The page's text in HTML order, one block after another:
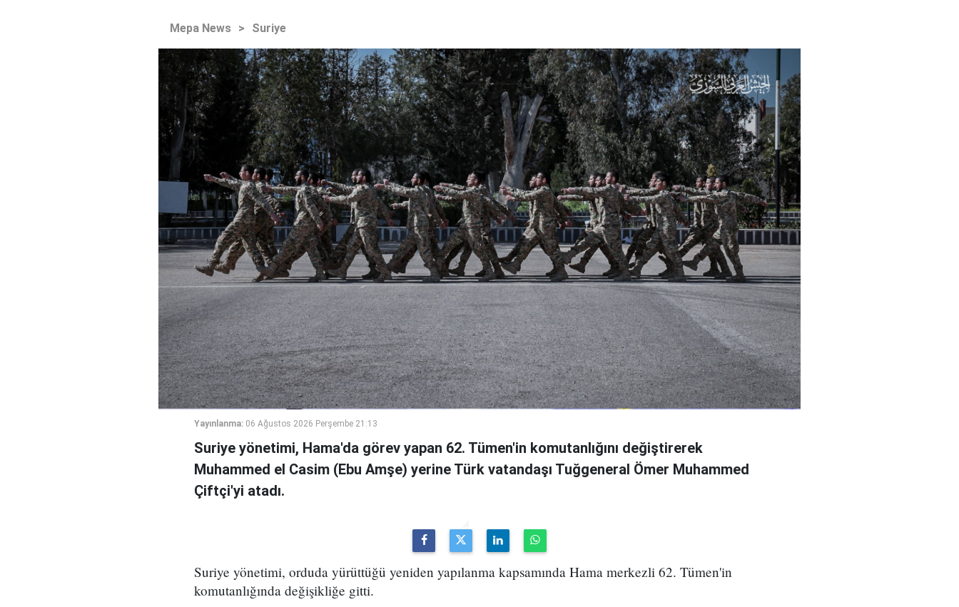
Mepa News > Suriye
Yayınlanma: 06 Ağustos 2026 Perşembe 21:13
Suriye yönetimi, Hama'da görev yapan 62. Tümen'in komutanlığını değiştirerek
Muhammed el Casim (Ebu Amşe) yerine Türk vatandaşı Tuğgeneral Ömer Muhammed
Çiftçi'yi atadı.
Suriye yönetimi, orduda yürüttüğü yeniden yapılanma kapsamında Hama merkezli 62. Tümen'in
komutanlığında değişikliğe gitti.